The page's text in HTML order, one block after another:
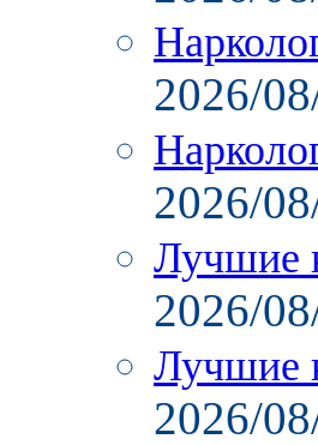
2026/
2026/
Лучшие
2026/
Лучшие
2026/